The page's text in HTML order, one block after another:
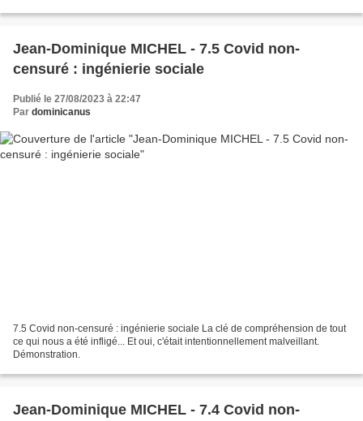
Jean-Dominique MICHEL - 7.5 Covid non-
censuré : ingénierie sociale
Publié le 27/08/2023 à 22:47
Par dominicanus
7.5 Covid non-censuré : ingénierie sociale La clé de compréhension de tout
ce qui nous a été infligé... Et oui, c'était intentionnellement malveillant.
Démonstration.
Jean-Dominique MICHEL - 7.4 Covid non-